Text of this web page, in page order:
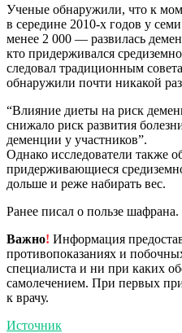
Ученые обнаружили, что к
в середине 2010-х годов у
менее 2 000 — развилась
кто придерживался
следовал традиционным
обнаружили почти никакой
“Влияние диеты на риск
снижало риск развития
деменции у участников”.
Однако исследователи также
придерживающиеся
дольше и реже набирать вес.
Ранее писал о пользе шафрана.
Важно! Информация
противопоказаниях и
специалиста и ни при каких
самолечением. При первых
к врачу.
Источник